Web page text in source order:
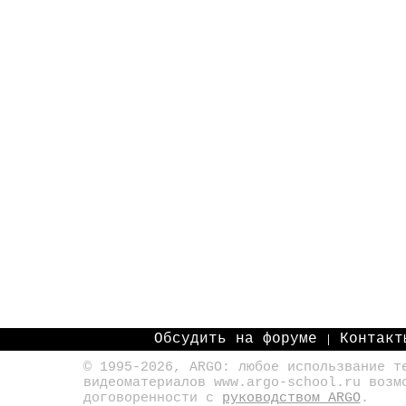
Обсудить на форуме |
© 1995-2026, ARGO: любое использвание
видеоматериалов www.argo-school.ru
договоренности с руководством ARGO .